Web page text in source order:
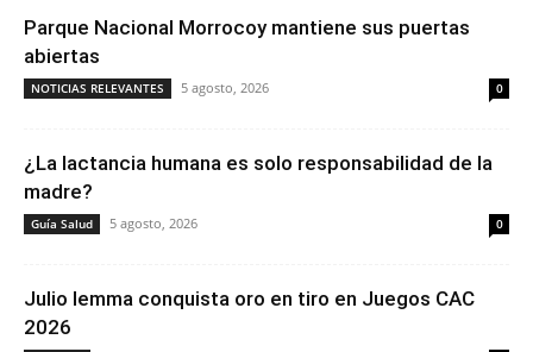
Parque Nacional Morrocoy mantiene sus puertas
abiertas
NOTICIAS RELEVANTES 5 agosto, 2026 0
¿La lactancia humana es solo responsabilidad de la
madre?
Guía Salud 5 agosto, 2026 0
Julio Iemma conquista oro en tiro en Juegos CAC
2026